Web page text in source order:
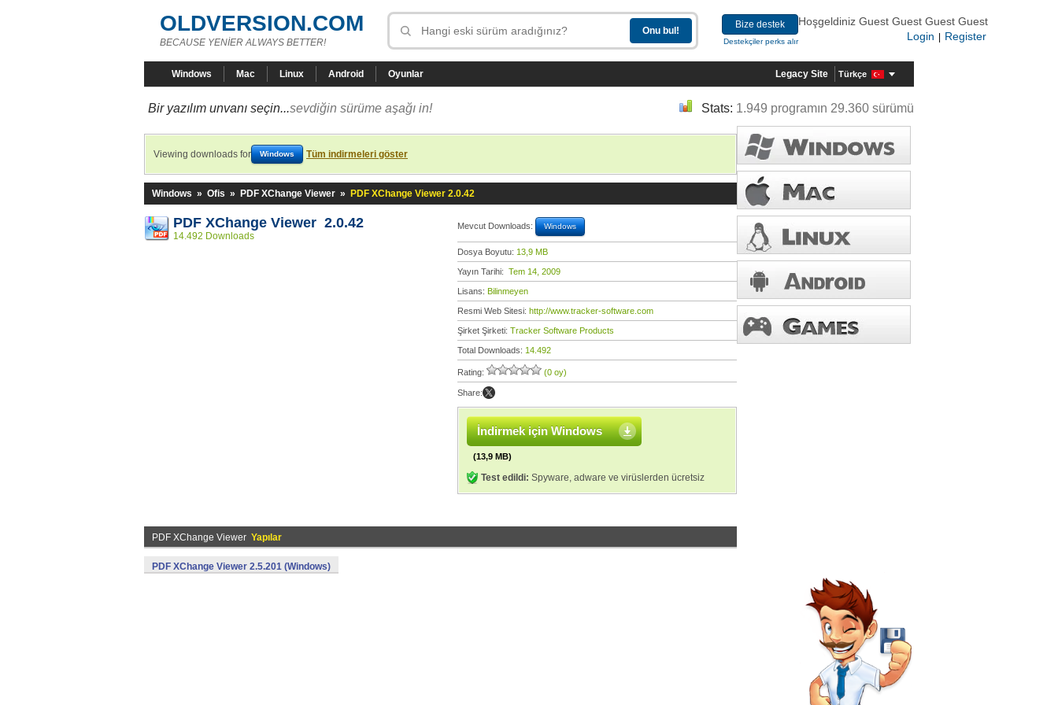
OLDVERSION.COM
BECAUSE YENİER ALWAYS BETTER!
Bize destek
Destekçiler perks alır
Hoşgeldiniz Guest Guest Guest Guest
Login
Register
Windows Mac Linux Android Oyunlar Legacy Site Türkçe
Bir yazılım unvanı seçin...sevdiğin sürüme aşağı in! Stats: 1.949 programın 29.360 sürümü
Viewing downloads for Windows Tüm indirmeleri göster
Windows » Ofis » PDF XChange Viewer » PDF XChange Viewer 2.0.42
PDF XChange Viewer 2.0.42
14.492 Downloads
Mevcut Downloads: Windows
Dosya Boyutu: 13,9 MB
Yayın Tarihi: Tem 14, 2009
Lisans: Bilinmeyen
Resmi Web Sitesi: http://www.tracker-software.com
Şirket Şirketi: Tracker Software Products
Total Downloads: 14.492
Rating: (0 oy)
Share:
İndirmek için Windows
(13,9 MB)
Test edildi: Spyware, adware ve virüslerden ücretsiz
PDF XChange Viewer Yapılar
PDF XChange Viewer 2.5.201 (Windows)